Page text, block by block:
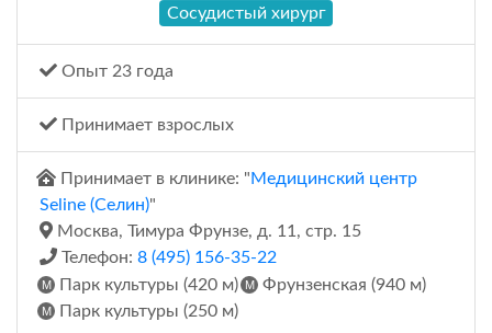
Сосудистый хирург
Опыт 23 года
Принимает взрослых
Принимает в клинике: "Медицинский центр
Seline (Селин)"
Москва, Тимура Фрунзе, д. 11, стр. 15
Телефон: 8 (495) 156-35-22
Парк культуры (420 м)
Фрунзенская (940 м)
Парк культуры (250 м)